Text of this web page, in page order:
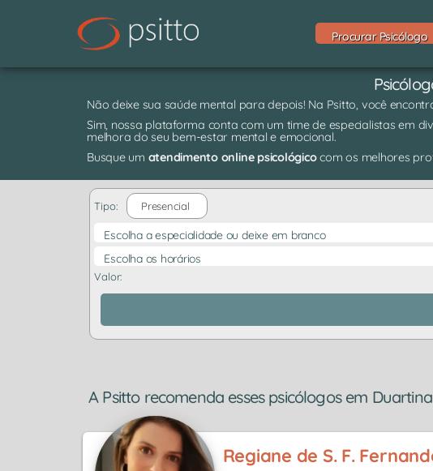
Procurar Psicólogo
Não deixe sua saúde mental para depois! Na Psitto, você
Sim, nossa plataforma conta com um time de especialistas em
melhora do seu bem-estar mental e emocional.
Busque um atendimento online psicológicocom os melhores
Tipo: Presencial
Escolha a especialidade ou deixe em branco
Escolha os horários
Valor:
A Psitto recomenda esses psicólogos em
Regiane de S. F.